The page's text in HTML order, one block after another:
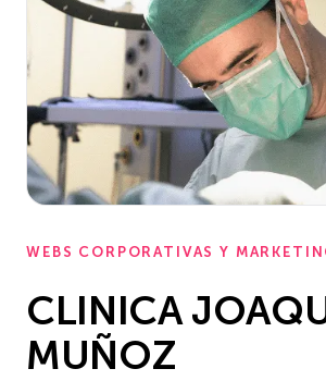
WEBS CORPORATIVAS Y
CLINICA
MUÑOZ